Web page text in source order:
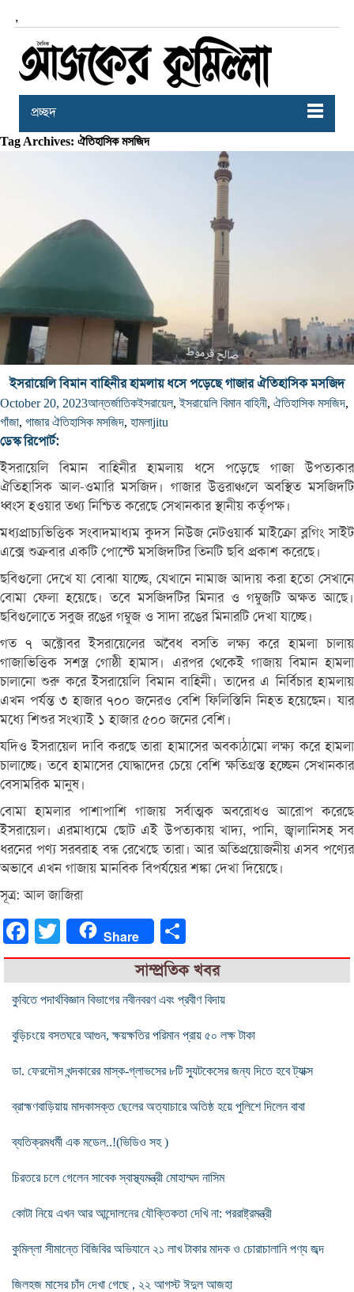
,
প্রচ্ছদ
Tag Archives: ঐতিহাসিক মসজিদ
ইসরায়েলি বিমান বাহিনীর হামলায় ধসে পড়েছে গাজার ঐতিহাসিক মসজিদ
October 20, 2023আন্তর্জাতিকইসরায়েল,ইসরায়েলি বিমান বাহিনী, ঐতিহাসিক মসজিদ,
গাঁজা, গাজার ঐতিহাসিক মসজিদ, হামলাjitu
ডেস্ক রিপোর্ট:
ইসরায়েলি বিমান বাহিনীর হামলায় ধসে পড়েছে গাজা উপত্যকার
ঐতিহাসিক আল-ওমারি মসজিদ। গাজার উত্তরাঞ্চলে অবস্থিত মসজিদটি
ধ্বংস হওয়ার তথ্য নিশ্চিত করেছে সেখানকার স্থানীয় কর্তৃপক্ষ।
মধ্যপ্রাচ্যভিত্তিক সংবাদমাধ্যম কুদস নিউজ নেটওয়ার্ক মাইক্রো ব্লগিং সাইট
এক্সে শুক্রবার একটি পোস্টে মসজিদটির তিনটি ছবি প্রকাশ করেছে।
ছবিগুলো দেখে যা বোঝা যাচ্ছে, যেখানে নামাজ আদায় করা হতো সেখানে
বোমা ফেলা হয়েছে। তবে মসজিদটির মিনার ও গম্বুজটি অক্ষত আছে।
ছবিগুলোতে সবুজ রঙের গম্বুজ ও সাদা রঙের মিনারটি দেখা যাচ্ছে।
গত ৭ অক্টোবর ইসরায়েলের অবৈধ বসতি লক্ষ্য করে হামলা চালায়
গাজাভিত্তিক সশস্ত্র গোষ্ঠী হামাস। এরপর থেকেই গাজায় বিমান হামলা
চালানো শুরু করে ইসরায়েলি বিমান বাহিনী। তাদের এ নির্বিচার হামলায়
এখন পর্যন্ত ৩ হাজার ৭০০ জনেরও বেশি ফিলিস্তিনি নিহত হয়েছেন। যার
মধ্যে শিশুর সংখ্যাই ১ হাজার ৫০০ জনের বেশি।
যদিও ইসরায়েল দাবি করছে তারা হামাসের অবকাঠামো লক্ষ্য করে হামলা
চালাচ্ছে। তবে হামাসের যোদ্ধাদের চেয়ে বেশি ক্ষতিগ্রস্ত হচ্ছেন সেখানকার
বেসামরিক মানুষ।
বোমা হামলার পাশাপাশি গাজায় সর্বাত্মক অবরোধও আরোপ করেছে
ইসরায়েল। এরমাধ্যমে ছোট এই উপত্যকায় খাদ্য, পানি, জ্বালানিসহ সব
ধরনের পণ্য সরবরাহ বন্ধ রেখেছে তারা। আর অতিপ্রয়োজনীয় এসব পণ্যের
অভাবে এখন গাজায় মানবিক বিপর্যয়ের শঙ্কা দেখা দিয়েছে।
সূত্র: আল জাজিরা
FacebookTwitter Share
সাম্প্রতিক খবর
কুবিতে পদার্থবিজ্ঞান বিভাগের নবীনবরণ এবং প্রবীণ বিদায়
বুড়িচংয়ে বসতঘরে আগুন, ক্ষয়ক্ষতির পরিমান প্রায় ৫০ লক্ষ টাকা
ডা. ফেরদৌস খন্দকারের মাস্ক-গ্লাভসের ৮টি স্যুটকেসের জন্য দিতে হবে ট্যাক্স
ব্রাহ্মণবাড়িয়ায় মাদকাসক্ত ছেলের অত্যাচারে অতিষ্ঠ হয়ে পুলিশে দিলেন বাবা
ব্যতিক্রমধর্মী এক মডেল..!(ভিডিও সহ )
চিরতরে চলে গেলেন সাবেক স্বাস্থ্যমন্ত্রী মোহাম্মদ নাসিম
কোটা নিয়ে এখন আর আন্দোলনের যৌক্তিকতা দে‌খি না: পররাষ্ট্রমন্ত্রী
কুমিল্লা সীমান্তে বিজিবির অভিযানে ২১ লাখ টাকার মাদক ও চোরাচালানি পণ্য জব্দ
জিলহজ মাসের চাঁদ দেখা গেছে , ২২ আগস্ট ঈদুল আজহা